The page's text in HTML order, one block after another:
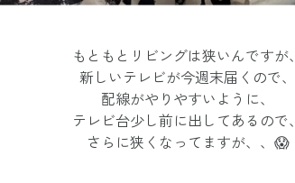
もともとリビングは狭いんですが、
新しいテレビが今週末届くので、
配線がやりやすいように、
テレビ台少し前に出してあるので、
さらに狭くなってますが、、😱